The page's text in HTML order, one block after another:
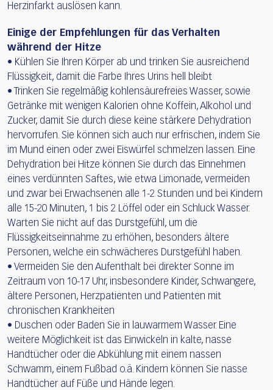
Herzinfarkt auslösen kann.
Einige der Empfehlungen für das Verhalten
während der Hitze
• Kühlen Sie Ihren Körper ab und trinken Sie ausreichend
Flüssigkeit, damit die Farbe Ihres Urins hell bleibt
• Trinken Sie regelmäßig kohlensäurefreies Wasser, sowie
Getränke mit wenigen Kalorien ohne Koffein, Alkohol und
Zucker, damit Sie durch diese keine stärkere Dehydration
hervorrufen. Sie können sich auch nur erfrischen, indem Sie
im Mund einen oder zwei Eiswürfel schmelzen lassen. Eine
Dehydration bei Hitze können Sie durch das Einnehmen
eines verdünnten Saftes, wie etwa Limonade, vermeiden
und zwar bei Erwachsenen alle 1-2 Stunden und bei Kindern
alle 15-20 Minuten, 1 bis 2 Löffel oder ein Schluck Wasser.
Warten Sie nicht auf das Durstgefühl, um die
Flüssigkeitseinnahme zu erhöhen, besonders ältere
Personen, welche ein schwächeres Durstgefühl haben.
• Vermeiden Sie den Aufenthalt bei direkter Sonne im
Zeitraum von 10-17 Uhr, insbesondere Kinder, Schwangere,
ältere Personen, Herzpatienten und Patienten mit
chronischen Krankheiten
• Duschen oder Baden Sie in lauwarmem Wasser. Eine
weitere Möglichkeit ist das Einwickeln in kalte, nasse
Handtücher oder die Abkühlung mit einem nassen
Schwamm, einem Fußbad o.ä. Kindern können Sie nasse
Handtücher auf Füße und Hände legen.